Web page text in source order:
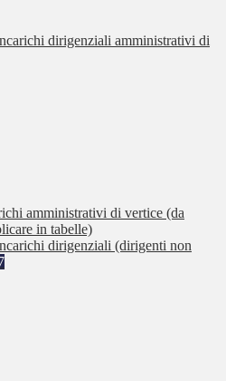
dirigenziali amministrativi di
amministrativi di vertice (da
in tabelle)
dirigenziali (dirigenti non